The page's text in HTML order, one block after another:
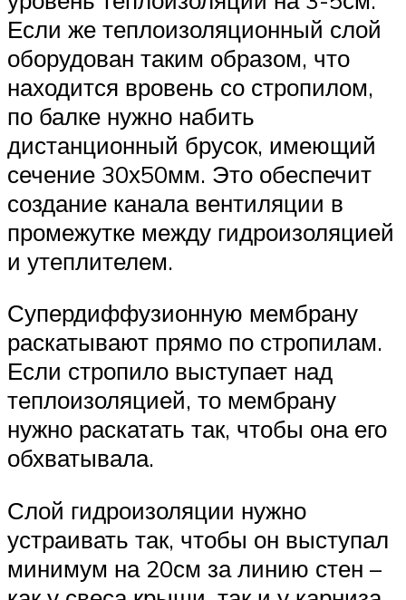
Если же теплоизоляционный слой
оборудован таким образом, что
находится вровень со стропилом,
по балке нужно набить
дистанционный брусок, имеющий
сечение 30х50мм. Это обеспечит
создание канала вентиляции в
промежутке между гидроизоляцией
и утеплителем.
Супердиффузионную мембрану
раскатывают прямо по стропилам.
Если стропило выступает над
теплоизоляцией, то мембрану
нужно раскатать так, чтобы она его
обхватывала.
Слой гидроизоляции нужно
устраивать так, чтобы он выступал
минимум на 20см за линию стен –